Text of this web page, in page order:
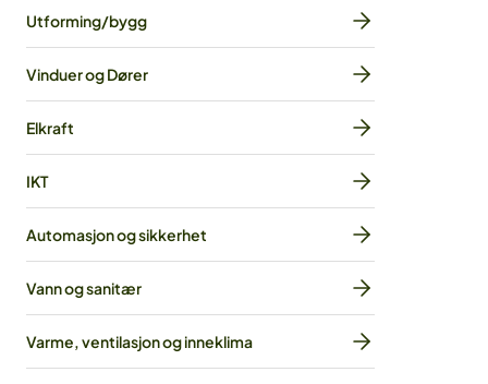
Utforming/bygg
Vinduer og Dører
Elkraft
IKT
Automasjon og sikkerhet
Vann og sanitær
Varme, ventilasjon og inneklima